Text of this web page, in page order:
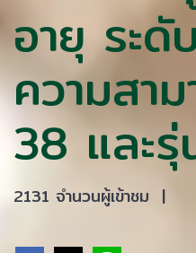
อายุ ระดั
ความสา
38 และ
2131 จำนวนผู้เข้าชม |